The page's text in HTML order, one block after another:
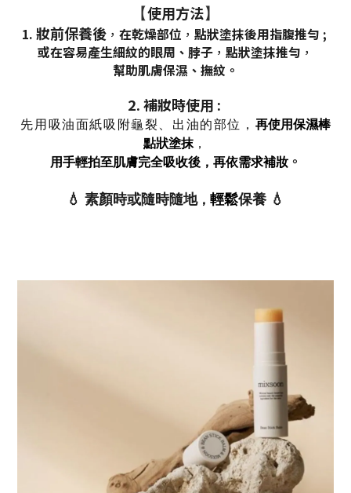
【使用方法】
1. 妝前保養後， 在乾燥部位 ， 點狀塗抹後用指腹推勻 ;
或在容易產生細紋的眼周、脖子 ， 點狀塗抹推勻 ，
幫助肌膚保濕、撫紋。
2. 補妝時使用 :
先用吸油面紙吸附龜裂、出油的部位 ， 再使用保濕棒
點狀塗抹，
用手輕拍至肌膚完全吸收後，再依需求補妝 。
💧 素顏時或隨時隨地， 輕鬆保養 💧